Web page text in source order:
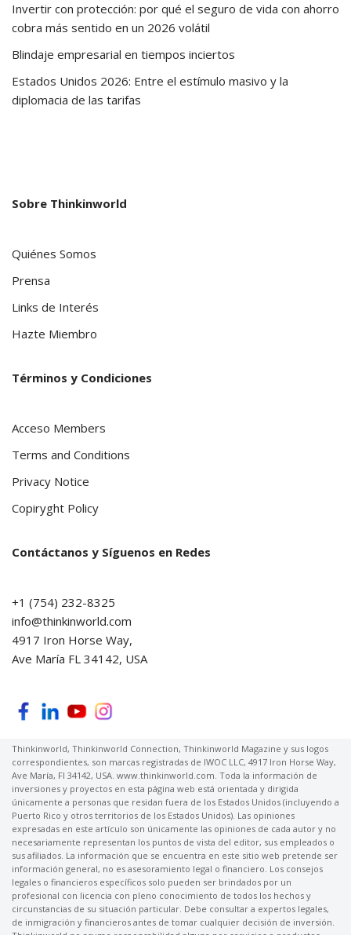
Invertir con protección: por qué el seguro de vida con ahorro
cobra más sentido en un 2026 volátil
Blindaje empresarial en tiempos inciertos
Estados Unidos 2026: Entre el estímulo masivo y la
diplomacia de las tarifas
Sobre Thinkinworld
Quiénes Somos
Prensa
Links de Interés
Hazte Miembro
Términos y Condiciones
Acceso Members
Terms and Conditions
Privacy Notice
Copiryght Policy
Contáctanos y Síguenos en Redes
+1 (754) 232-8325
info@thinkinworld.com
4917 Iron Horse Way,
Ave María FL 34142, USA
Thinkinworld, Thinkinworld Connection, Thinkinworld Magazine y sus logos
correspondientes, son marcas registradas de IWOC LLC, 4917 Iron Horse Way,
Ave María, Fl 34142, USA. www.thinkinworld.com. Toda la información de
inversiones y proyectos en esta página web está orientada y dirigida
únicamente a personas que residan fuera de los Estados Unidos (incluyendo a
Puerto Rico y otros territorios de los Estados Unidos). Las opiniones
expresadas en este artículo son únicamente las opiniones de cada autor y no
necesariamente representan los puntos de vista del editor, sus empleados o
sus afiliados. La información que se encuentra en este sitio web pretende ser
información general, no es asesoramiento legal o financiero. Los consejos
legales o financieros específicos solo pueden ser brindados por un
profesional con licencia con pleno conocimiento de todos los hechos y
circunstancias de su situación particular. Debe consultar a expertos legales,
de inmigración y financieros antes de tomar cualquier decisión de inversión.